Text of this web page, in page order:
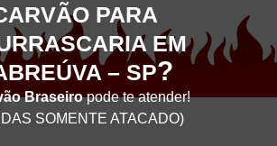
PARA
EM
– SP?
Braseiropode te atender!
SOMENTE ATACADO)